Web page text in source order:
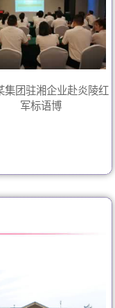
集团驻湘企业赴炎陵红
军标语博